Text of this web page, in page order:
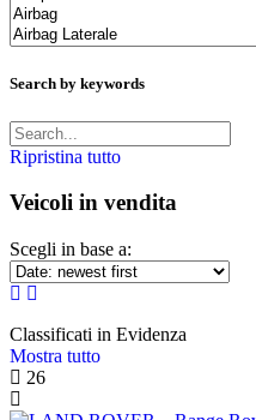
Search by keywords
Ripristina tutto
Veicoli in vendita
Scegli in base a:
Classificati in Evidenza
Mostra tutto
26